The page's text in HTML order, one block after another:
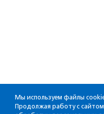
Мы используем файлы
Продолжая работу с